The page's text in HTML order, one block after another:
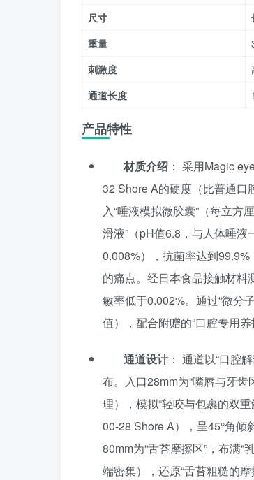
尺寸
重量
刺激度
通道长度
产品特性
材质介绍 ： 采用Magic
32 Shore A的硬度（比普通
入“唾液模拟微胶囊”（每立方
滑液”（pH值6.8，与人体唾
0.008%），抗菌率达到
的痛点。经日本食品接触材
敏率低于0.002%。通过“微分
值），配合附赠的“口腔专用
通道设计： 通道以“口腔
布。入口28mm为“嘴唇与牙齿
理），模拟“轻咬与包裹的双
00-28 Shore A），呈45°角倾
80mm为“舌苔摩擦区”，布满
端密集），还原“舌苔粗糙的